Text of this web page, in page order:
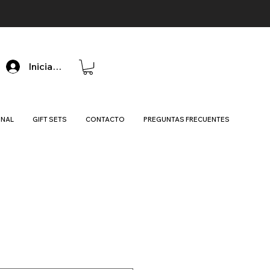
Iniciar sesión
GIFT SETS CONTACTO PREGUNTAS FRECUENTES